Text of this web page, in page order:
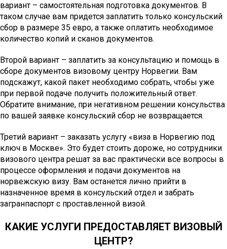
вариант – самостоятельная подготовка документов. В
таком случае вам придется заплатить только консульский
сбор в размере 35 евро, а также оплатить необходимое
количество копий и сканов документов.
Второй вариант – заплатить за консультацию и помощь в
сборе документов визовому центру Норвегии. Вам
подскажут, какой пакет необходимо собрать, чтобы уже
при первой подаче получить положительный ответ.
Обратите внимание, при негативном решении консульства
по вашей заявке консульский сбор не возвращается.
Третий вариант – заказать услугу «виза в Норвегию под
ключ в Москве». Это будет стоить дороже, но сотрудники
визового центра решат за вас практически все вопросы в
процессе оформления и подачи документов на
норвежскую визу. Вам останется лично прийти в
назначенное время в консульский отдел и забрать
загранпаспорт с проставленной визой.
КАКИЕ УСЛУГИ ПРЕДОСТАВЛЯЕТ ВИЗОВЫЙ
ЦЕНТР?